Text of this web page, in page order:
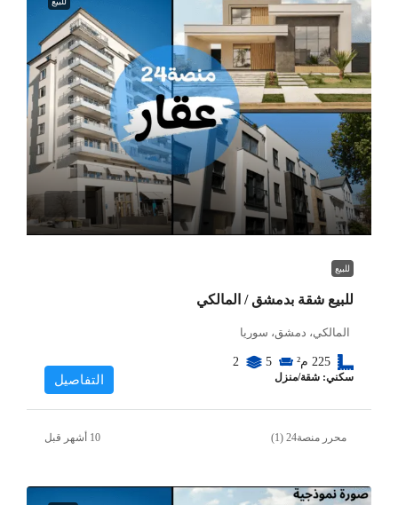
للبيع
للبيع شقة بدمشق / المالكي
المالكي، دمشق، سوريا
225 م² 5
2
سكني: شقة/منزل التفاصيل
محرر منصة24 (1)